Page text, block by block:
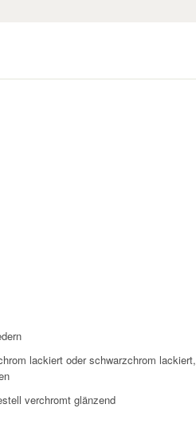
lackiert oder schwarzchrom lackiert,
verchromt glänzend